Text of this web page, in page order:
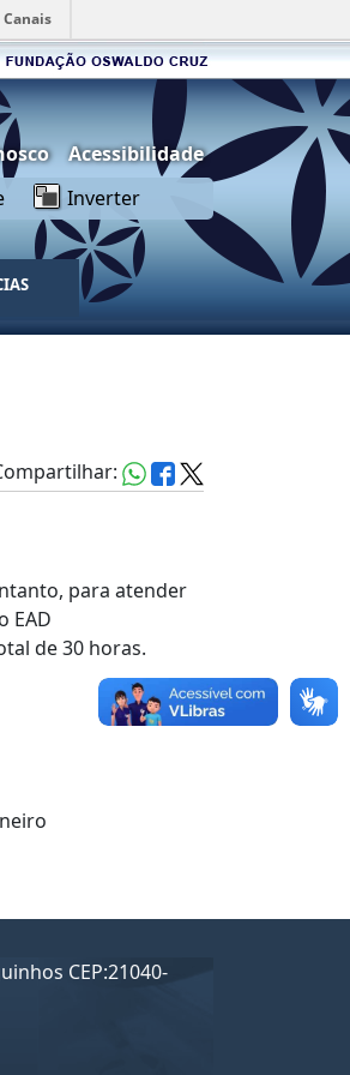
Canais
Acessibilidade
Inverter
para atender
EAD
de 30 horas.
CEP:21040-